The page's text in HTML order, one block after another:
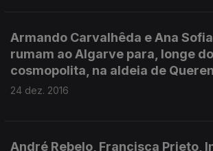
Armando Carvalhêda e Ana
rumam ao Algarve para, longe
cosmopolita, na aldeia de
24 dez. 2016
André Rebelo, Francisca Prieto,